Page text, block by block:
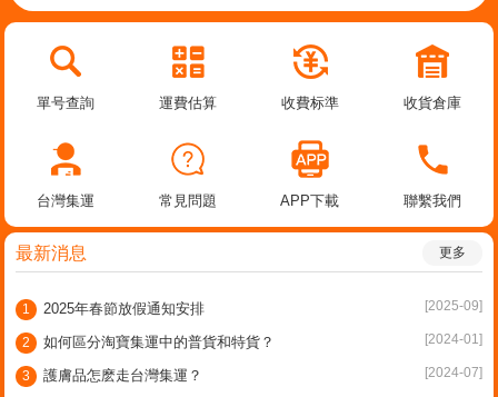
單号查詢 運費估算 收費标準 收貨倉庫
台灣集運 常見問題 APP下載 聯繫我們
最新消息 更多
1 2025年春節放假通知安排 [2025-09]
2 如何區分淘寶集運中的普貨和特貨？ [2024-01]
3 護膚品怎麽走台灣集運？ [2024-07]